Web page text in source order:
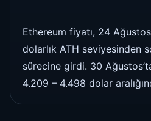
Ethereum fiyatı, 24
dolarlık ATH seviyesinden
sürecine girdi. 30
4.209 – 4.498 dolar